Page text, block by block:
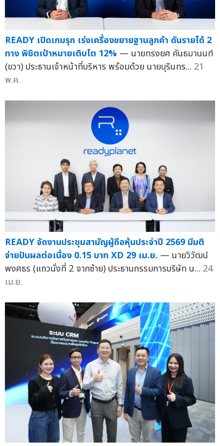
READY เปิดเกมรุก เร่งเครื่องขยายฐานลูกค้า ดันรายได้ 2
ทาง พิชิตเป้าหมายเติบโต 12% — นายทรงยศ คันธมานนท์
(ขวา) ประธานเจ้าหน้าที่บริหาร พร้อมด้วย นายบุรินทร... 21
พ.ค.
READY จัดงานประชุมสามัญผู้ถือหุ้นประจำปี 2569 มีมติ
จ่ายปันผลต่อเนื่อง 0.15 บาท XD 29 เม.ย. — นายวิวัฒน์
พงศธร (แถวนั่งที่ 2 จากซ้าย) ประธานกรรมการบริษัท น... 24
เม.ย.